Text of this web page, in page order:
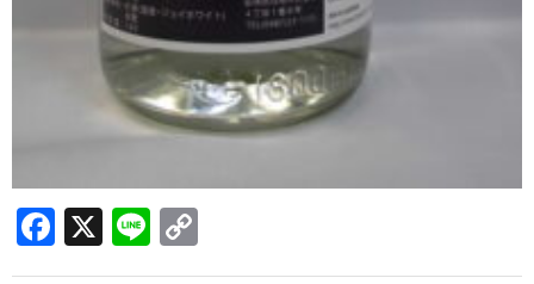
本坊酒造
小正醸造
久保酒造
宮田本店
F
X
Li